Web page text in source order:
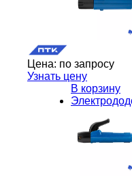
Цена: по запросу
Узнать цену
В корзину